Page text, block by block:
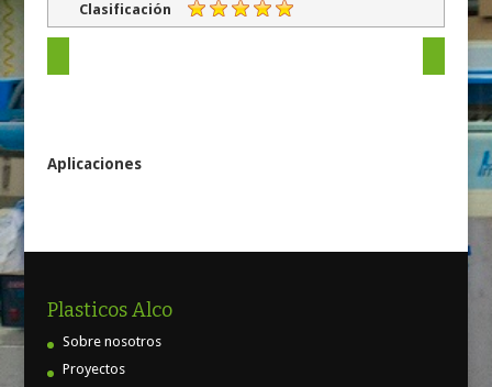
Clasificación
Aplicaciones
Plasticos Alco
Sobre nosotros
Proyectos